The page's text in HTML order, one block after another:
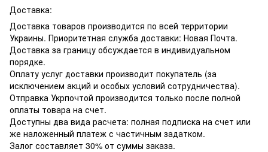
Доставка:
Доставка товаров производится по всей территории
Украины. Приоритетная служба доставки: Новая Почта.
Доставка за границу обсуждается в индивидуальном
порядке.
Оплату услуг доставки производит покупатель (за
исключением акций и особых условий сотрудничества).
Отправка Укрпочтой производится только после полной
оплаты товара на счет.
Доступны два вида расчета: полная подписка на счет или
же наложенный платеж с частичным задатком.
Залог составляет 30% от суммы заказа.